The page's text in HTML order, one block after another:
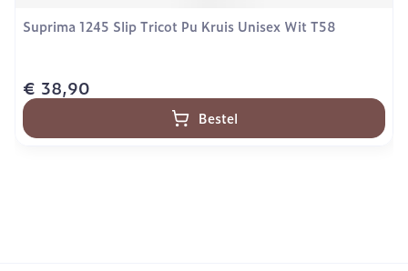
Suprima 1245 Slip Tricot Pu Kruis Unisex Wit T58
€ 38,90
Bestel